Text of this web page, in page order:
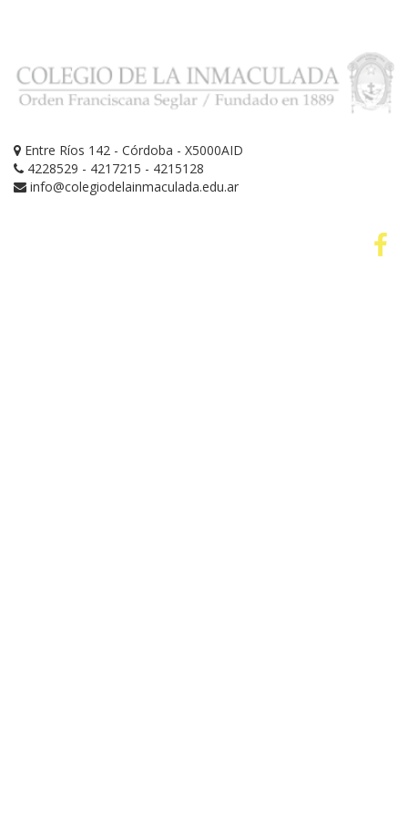
Entre Ríos 142 - Córdoba - X5000AID
4228529 - 4217215 - 4215128
info@colegiodelainmaculada.edu.ar